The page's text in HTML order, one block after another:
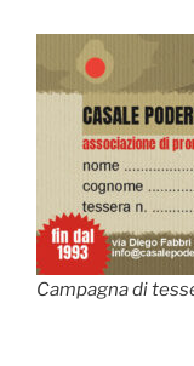
Campagna di